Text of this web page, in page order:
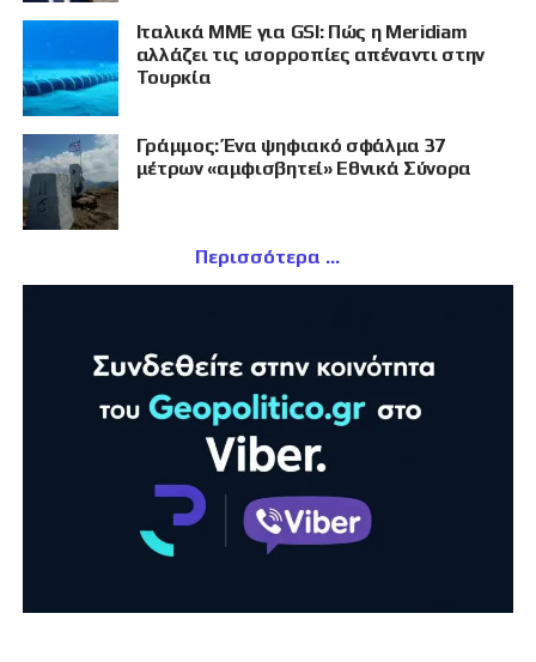
Ιταλικά ΜΜΕ για GSI: Πώς η Meridiam
αλλάζει τις ισορροπίες απέναντι στην
Τουρκία
Γράμμος: Ένα ψηφιακό σφάλμα 37
μέτρων «αμφισβητεί» Εθνικά Σύνορα
Περισσότερα